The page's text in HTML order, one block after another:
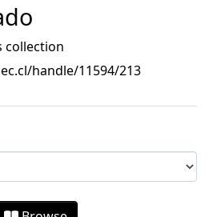
collection
handle/11594/213
by Author